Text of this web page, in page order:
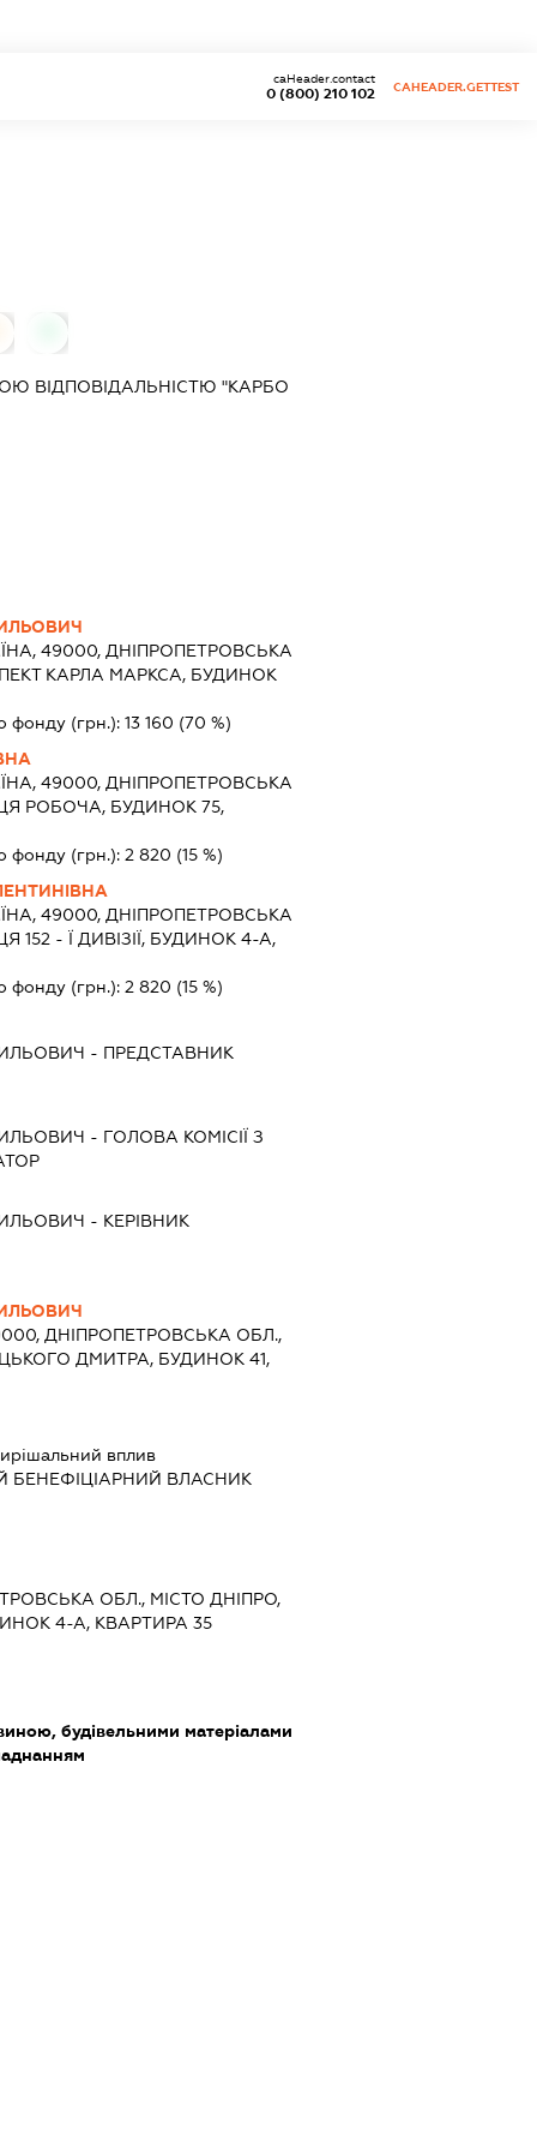
0 (800) 210 102
caHeader.contact
CAHEADER.GETTEST
ВІДПОВІДАЛЬНІСТЮ "КАРБО
49000, ДНІПРОПЕТРОВСЬКА
КАРЛА МАРКСА, БУДИНОК
фонду (грн.):13 160 (70 %)
49000, ДНІПРОПЕТРОВСЬКА
РОБОЧА, БУДИНОК 75,
фонду (грн.):2 820 (15 %)
49000, ДНІПРОПЕТРОВСЬКА
152 - Ї ДИВІЗІЇ, БУДИНОК 4-А,
фонду (грн.):2 820 (15 %)
- ПРЕДСТАВНИК
- ГОЛОВА КОМІСІЇ З
- КЕРІВНИК
ДНІПРОПЕТРОВСЬКА ОБЛ.,
ДМИТРА, БУДИНОК 41,
вплив
БЕНЕФІЦІАРНИЙ ВЛАСНИК
ОБЛ., МІСТО ДНІПРО,
4-А, КВАРТИРА 35
будівельними матеріалами